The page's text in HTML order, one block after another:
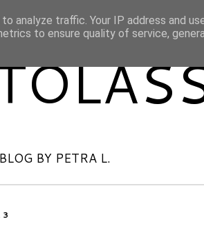
BLOG BY PETRA L.
analyze traffic. Your IP address and
to ensure quality of service,